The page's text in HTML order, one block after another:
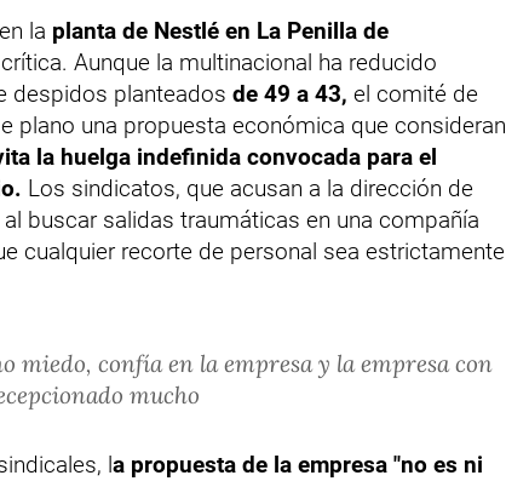
en la planta de Nestlé en La Penilla de
Aunque la multinacional ha reducido
despidos planteados de 49 a 43, el comité de
plano una propuesta económica que consideran
la huelga indefinida convocada para el
Los sindicatos, que acusan a la dirección de
buscar salidas traumáticas en una compañía
cualquier recorte de personal sea estrictamente
miedo, confía en la empresa y la empresa con
mucho
la propuesta de la empresa "no es ni